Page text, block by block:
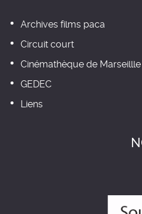
Archives films paca
Circuit court
Cinémathèque de Marseillle
GEDEC
Liens